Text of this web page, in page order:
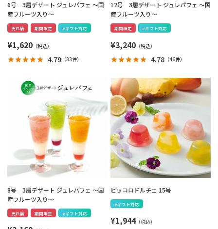
6号 3層デザート ジュレパフェ ～国
産フルーツ入り～
売れ筋 期間限定 eギフト対応
¥1,620
4.79 （33件）
12号 3層デザート ジュレパフェ ～国
産フルーツ入り～
期間限定 eギフト対応
¥3,240
4.78 （46件）
8号 3層デザート ジュレパフェ ～国
産フルーツ入り～
売れ筋 期間限定 eギフト対応
ピッコロドルチェ 15号
eギフト対応
¥1,944